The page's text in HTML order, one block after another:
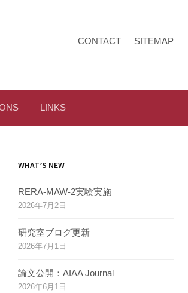
CONTACT SITEMAP
LINKS
WHAT’S NEW
RERA-MAW-2実験実施
2026年7月2日
研究室ブログ更新
2026年7月1日
論文公開：AIAA Journal
2026年6月1日